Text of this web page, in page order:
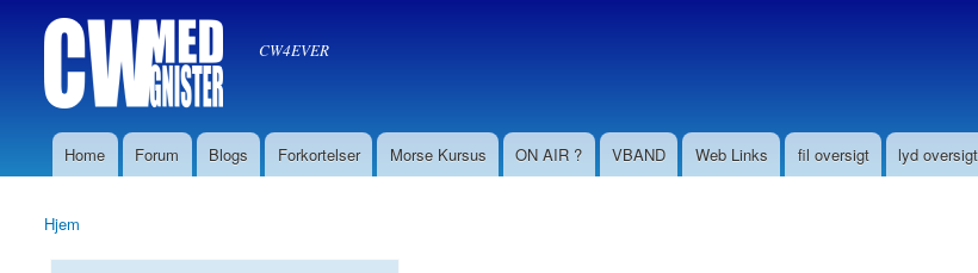
CW med Gnister CW4EVER
oz8sw
Søgefelt
Søg
Hovedmenu
Home Forum Blogs Forkortelser Morse Kursus ON AIR ? VBAND Web Links fil oversigt lyd oversigt
Du er her
Hjem